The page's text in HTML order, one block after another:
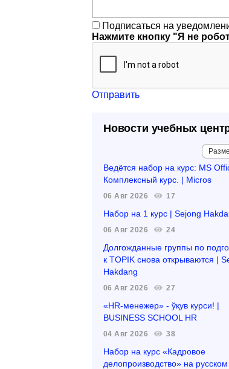
Подписаться на
Нажмите кнопку "Я не
Отправить
Новости учебных
Ведётся набор на курс: MS
Комплексный курс. | Micros
06 Авг 2026 17
Набор на 1 курс | Sejong
06 Авг 2026 24
Долгожданные группы по
к TOPIK снова открываются |
Hakdang
06 Авг 2026 27
«HR-менежер» - ўқув курси! |
BUSINESS SCHOOL HR
04 Авг 2026 38
Набор на курс «Кадровое
делопроизводство» на